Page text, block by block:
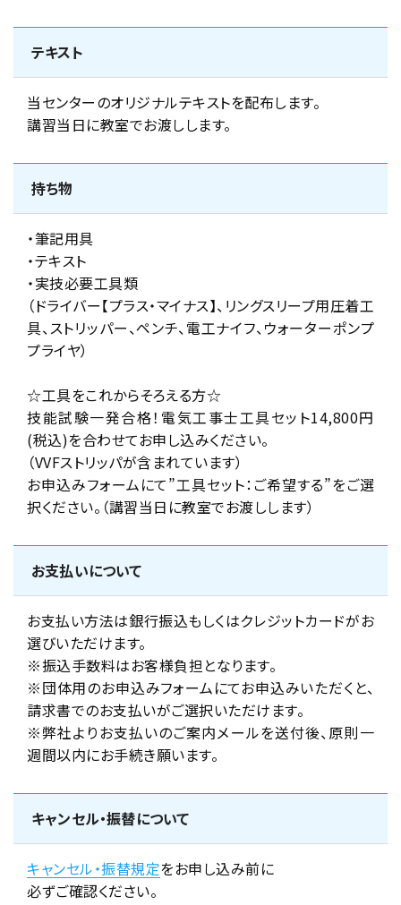
テキスト
当センターのオリジナルテキストを配布します。
講習当日に教室でお渡しします。
持ち物
・筆記用具
・テキスト
・実技必要工具類
（ドライバー【プラス・マイナス】、リングスリープ用圧着工
具、ストリッパー、ペンチ、電工ナイフ、ウォーターポンプ
プライヤ）
☆工具をこれからそろえる方☆
技能試験一発合格！電気工事士工具セット14,800円
(税込)を合わせてお申し込みください。
（VVFストリッパが含まれています）
お申込みフォームにて”工具セット：ご希望する”をご選
択ください。（講習当日に教室でお渡しします）
お支払いについて
お支払い方法は銀行振込もしくはクレジットカードがお
選びいただけます。
※振込手数料はお客様負担となります。
※団体用のお申込みフォームにてお申込みいただくと、
請求書でのお支払いがご選択いただけます。
※弊社よりお支払いのご案内メールを送付後、原則一
週間以内にお手続き願います。
キャンセル・振替について
キャンセル・振替規定をお申し込み前に
必ずご確認ください。